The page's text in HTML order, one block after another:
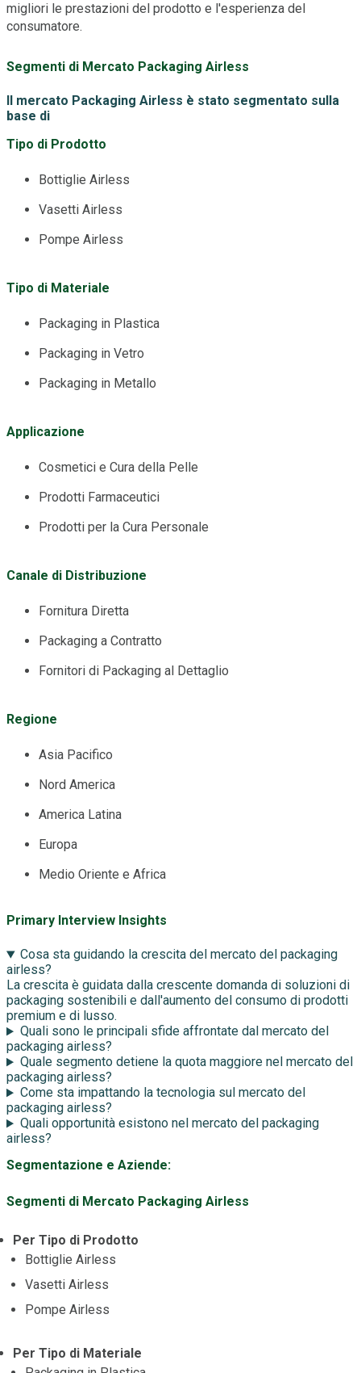
migliori le prestazioni del prodotto e l'esperienza del
consumatore.
Segmenti di Mercato Packaging Airless
Il mercato Packaging Airless è stato segmentato sulla
base di
Tipo di Prodotto
Bottiglie Airless
Vasetti Airless
Pompe Airless
Tipo di Materiale
Packaging in Plastica
Packaging in Vetro
Packaging in Metallo
Applicazione
Cosmetici e Cura della Pelle
Prodotti Farmaceutici
Prodotti per la Cura Personale
Canale di Distribuzione
Fornitura Diretta
Packaging a Contratto
Fornitori di Packaging al Dettaglio
Regione
Asia Pacifico
Nord America
America Latina
Europa
Medio Oriente e Africa
Primary Interview Insights
Cosa sta guidando la crescita del mercato del packaging
airless?
La crescita è guidata dalla crescente domanda di soluzioni di
packaging sostenibili e dall'aumento del consumo di prodotti
premium e di lusso.
Quali sono le principali sfide affrontate dal mercato del
packaging airless?
Quale segmento detiene la quota maggiore nel mercato del
packaging airless?
Come sta impattando la tecnologia sul mercato del
packaging airless?
Quali opportunità esistono nel mercato del packaging
airless?
Segmentazione e Aziende:
Segmenti di Mercato Packaging Airless
Per Tipo di Prodotto
Bottiglie Airless
Vasetti Airless
Pompe Airless
Per Tipo di Materiale